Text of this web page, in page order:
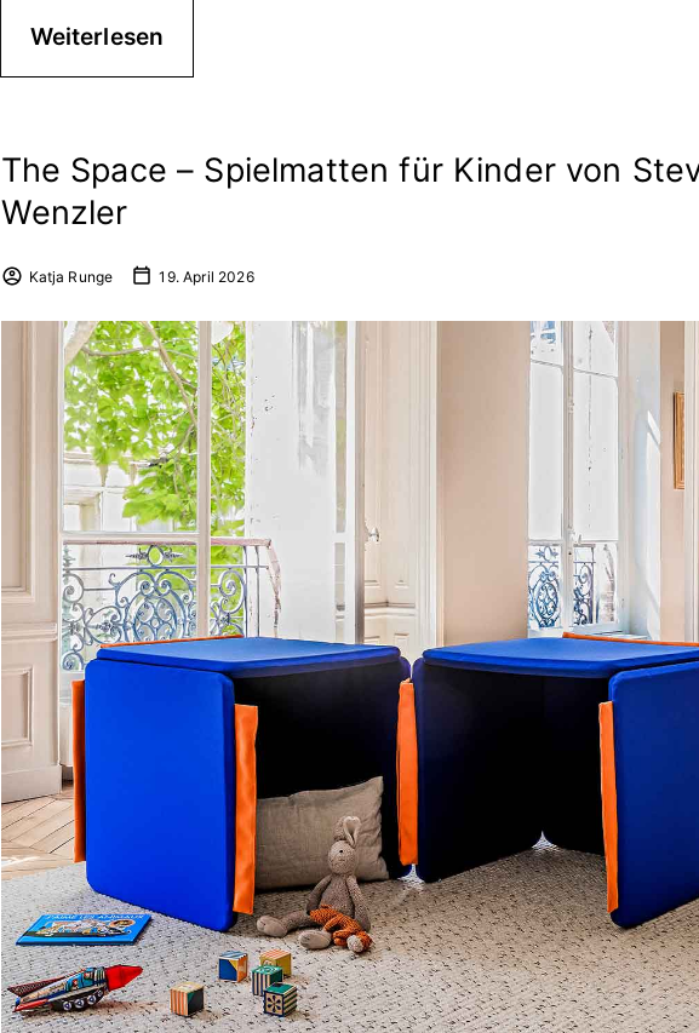
Weiterlesen
The Space – Spielmatten für Kinder von
Wenzler
Katja Runge 19. April 2026